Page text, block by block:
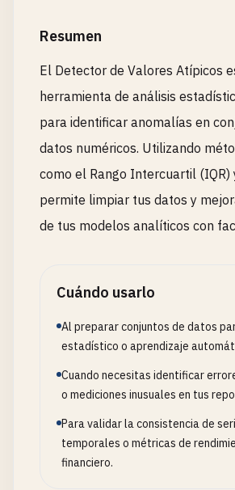
Resumen
El Detector de Valores Atípicos
herramienta de análisis
para identificar anomalías en
datos numéricos. Utilizando
como el Rango Intercuartil (IQR)
permite limpiar tus datos y
de tus modelos analíticos con
Cuándo usarlo
Al preparar conjuntos de datos
estadístico o aprendizaje
Cuando necesitas identificar
o mediciones inusuales en tus
Para validar la consistencia de
temporales o métricas de
financiero.